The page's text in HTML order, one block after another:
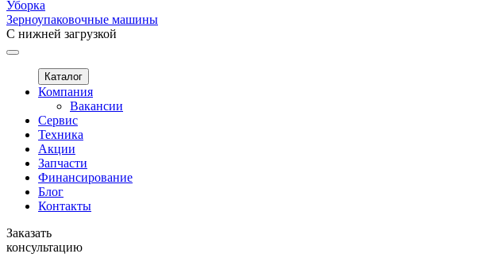
Уборка
Зерноупаковочные машины
С нижней загрузкой
Каталог
Компания
Вакансии
Сервис
Техника
Акции
Запчасти
Финансирование
Блог
Контакты
Заказать
консультацию